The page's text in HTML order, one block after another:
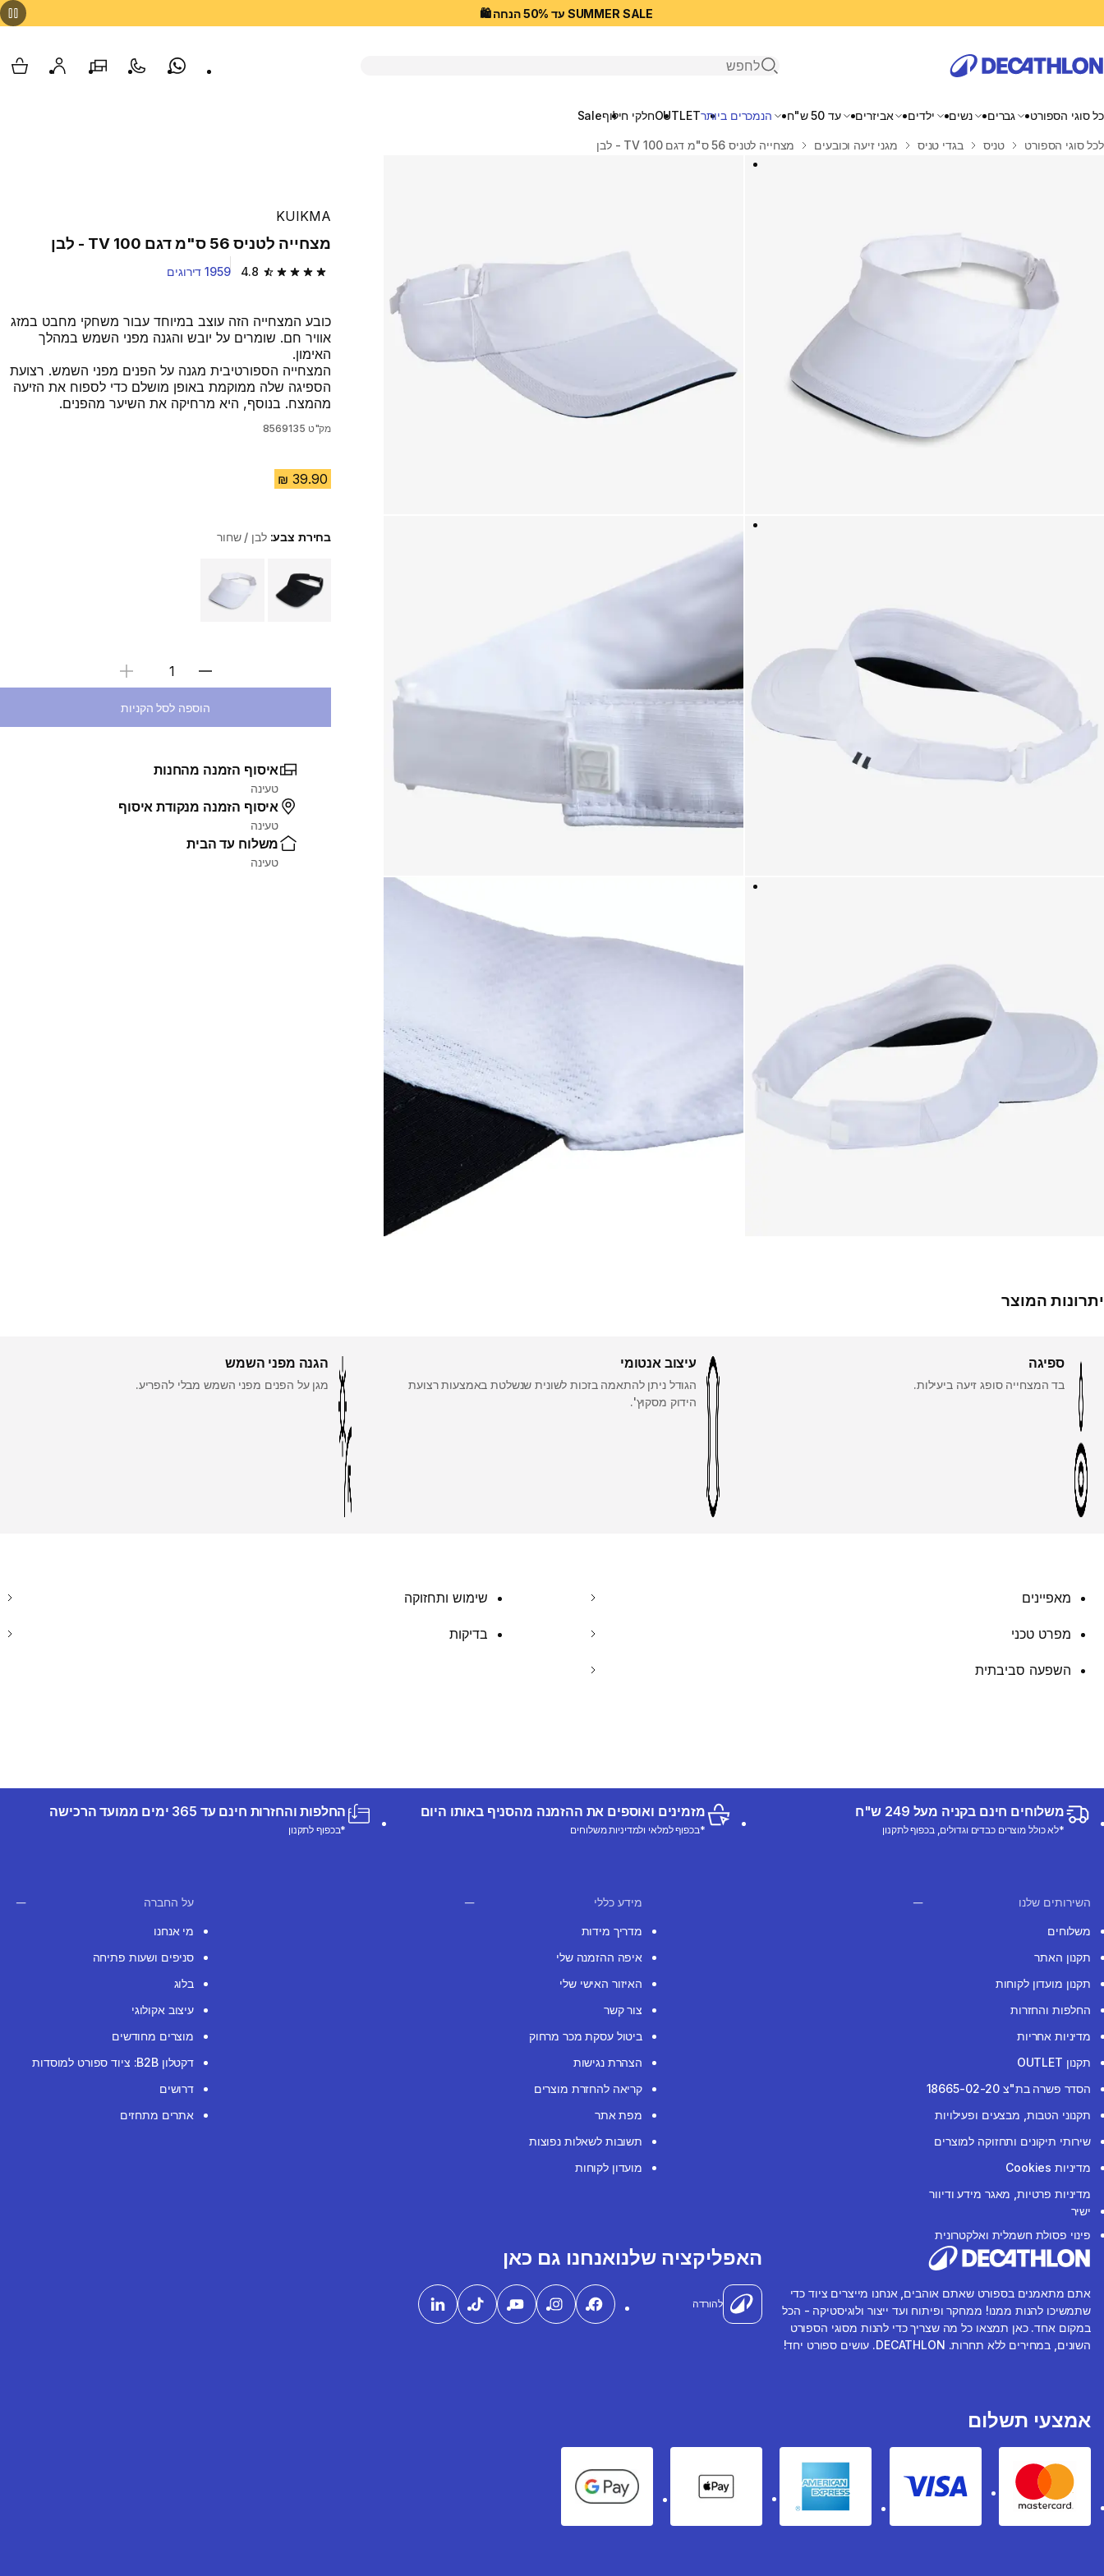
SUMMER SALE עד 50% הנחה 🛍️
פתיחת חיפוש
Whatsappצור קשרהסניפים שלנוהחשבון שלי
כל סוגי הספורט גברים נשים ילדים אביזרים עד 50 ש"ח הנמכרים ביותרOUTLETחלקי חילוףSale
בית
לכל סוגי הספורט טניס בגדי טניס מגני זיעה וכובעים מצחייה לטניס 56 ס"מ דגם TV 100 - לבן
KUIKMA
מצחייה לטניס 56 ס"מ דגם TV 100 - לבן
4.8 4.8 out of 5 stars from 1959 reviews 1959 דירוגים
כובע המצחייה הזה עוצב במיוחד עבור משחקי מחבט במזג
אוויר חם. שומרים על יובש והגנה מפני השמש במהלך
האימון.
המצחייה הספורטיבית מגנה על הפנים מפני השמש. רצועת
הספיגה שלה ממוקמת באופן מושלם כדי לספוח את הזיעה
מהמצח. בנוסף, היא מרחיקה את השיער מהפנים.
מק"ט 8569135
בחירת צבע:לבן / שחור
בחירת כמות
הוספה לסל הקניות
איסוף הזמנה מהחנות
טעינה
איסוף הזמנה מנקודת איסוף
טעינה
משלוח עד הבית
טעינה
יתרונות המוצר
ספיגה
בד המצחייה סופג זיעה ביעילות.
עיצוב אנטומי
הגודל ניתן להתאמה בזכות לשונית שנשלטת באמצעות רצועת
הידוק מסקוץ'.
הגנה מפני השמש
מגן על הפנים מפני השמש מבלי להפריע.
מאפיינים שימוש ותחזוקה
מפרט טכני בדיקות
השפעה סביבתית
משלוחים חינם בקניה מעל 249 ש"ח
*לא כולל מוצרים כבדים וגדולים, בכפוף לתקנון
מזמינים ואוספים את ההזמנה מהסניף באותו היום
*בכפוף למלאי ולמדיניות משלוחים
החלפות והחזרות חינם עד 365 ימים ממועד הרכישה
*בכפוף לתקנון
השירותים שלנו
משלוחים
תקנון האתר
תקנון מועדון לקוחות
החלפות והחזרות
מדיניות אחריות
תקנון OUTLET
הסדר פשרה בת"צ 18665-02-20
תקנוני הטבות, מבצעים ופעילויות
שירותי תיקונים ותחזוקה למוצרים
מדיניות Cookies
מדיניות פרטיות, מאגר מידע ודיוור
ישיר
פינוי פסולת חשמלית ואלקטרונית
מידע כללי
מדריך מידות
איפה ההזמנה שלי
האיזור האישי שלי
צור קשר
ביטול עסקת מכר מרחוק
הצהרת נגישות
קריאה להחזרת מוצרים
מפת אתר
תשובות לשאלות נפוצות
מועדון לקוחות
על החברה
מי אנחנו
סניפים ושעות פתיחה
בלוג
עיצוב אקולוגי
מוצרים מחודשים
דקטלון B2B: ציוד ספורט למוסדות
דרושים
אתרים מתחזים
אתם מתאמנים בספורט שאתם אוהבים, אנחנו מייצרים ציוד כדי
שתמשיכו להנות ממנו! ממחקר ופיתוח ועד ייצור ולוגיסטיקה - הכל
במקום אחד. כאן תמצאו כל מה שצריך כדי להנות מסוגי הספורט
השונים, במחירים ללא תחרות. DECATHLON. עושים ספורט יחד!
האפליקציה שלנו
להורדה
אנחנו גם כאן
אמצעי תשלום
Mastercard
Visa
American express
Apple Pay
Google Pay